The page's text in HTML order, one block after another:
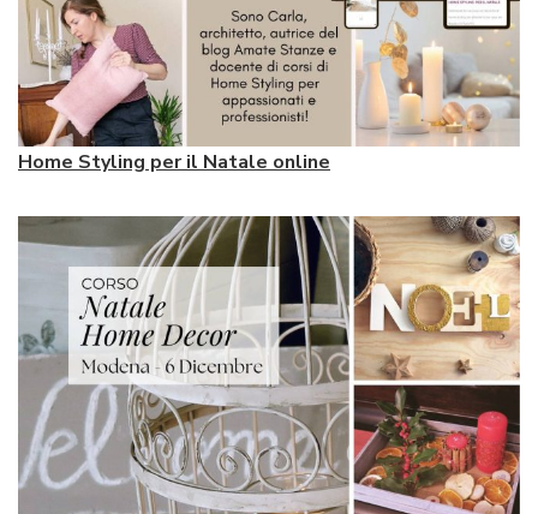
Home Styling per il Natale online